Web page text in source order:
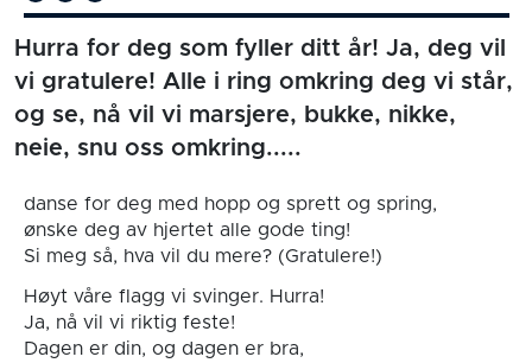
Hurra for deg som fyller ditt år! Ja, deg vil
vi gratulere! Alle i ring omkring deg vi står,
og se, nå vil vi marsjere, bukke, nikke,
neie, snu oss omkring.....
danse for deg med hopp og sprett og spring,
ønske deg av hjertet alle gode ting!
Si meg så, hva vil du mere? (Gratulere!)
Høyt våre flagg vi svinger. Hurra!
Ja, nå vil vi riktig feste!
Dagen er din, og dagen er bra,